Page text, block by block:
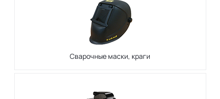
Сварочные маски, краги